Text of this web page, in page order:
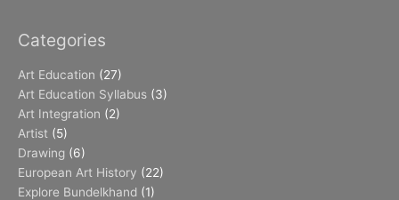
Categories
Art Education (27)
Art Education Syllabus (3)
Art Integration (2)
Artist (5)
Drawing (6)
European Art History (22)
Explore Bundelkhand (1)